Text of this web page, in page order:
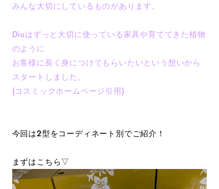
みんな大切にしているものがあります。
Diuはずっと大切に使っている家具や育ててきた植物
のように
お客様に長く身につけてもらいたいという想いから
スタートしました。
(コスミックホームページ引用)
今回は2型をコーディネート別でご紹介！
まずはこちら▽